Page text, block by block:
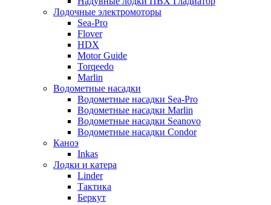
Лодочные электромоторы
Sea-Pro
Flover
HDX
Motor Guide
Torqeedo
Marlin
Водометные насадки
Водометные насадки Sea-Pro
Водометные насадки Marlin
Водометные насадки Seanovo
Водометные насадки Condor
Каноэ
Inkas
Лодки и катера
Linder
Тактика
Беркут